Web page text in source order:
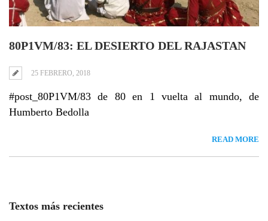
80P1VM/83: EL DESIERTO DEL RAJASTAN
25 FEBRERO, 2018
#post_80P1VM/83 de 80 en 1 vuelta al mundo, de
Humberto Bedolla
READ MORE
Textos más recientes